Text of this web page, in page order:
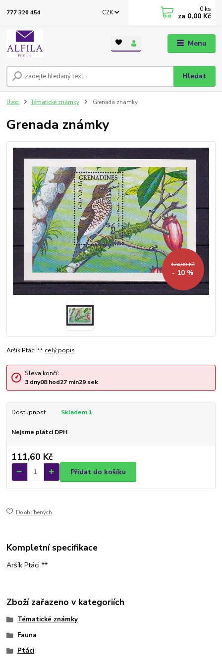
Menu
CZK
Hledat
777 326 454 0 ks
za 0,00 Kč
Úvod Tématické známky Grenada známky
Grenada známky
124,00 Kč
- 10 %
Aršík Ptáci ** celý popis
Sleva končí:
3 dny08hod27min28sek
Dostupnost Skladem 1
Nejsme plátci DPH
111,60 Kč
Přidat do košíku
Do oblíbených
Kompletní specifikace
Aršík Ptáci **
Zboží zařazeno v kategoriích
Tématické známky
Fauna
Ptáci